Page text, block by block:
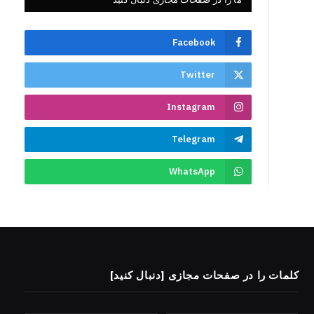
Facebook
Twitter
Instagram
Telegram
WhatsApp
کلمات را در صفحات مجازی [دنبال کنید]